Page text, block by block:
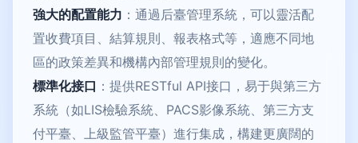
強大的配置能力 ：通過后臺管理系統，可以靈活配
置收費項目、結算規則、報表格式等，適應不同地
區的政策差異和機構內部管理規則的變化。
標準化接口 ：提供RESTful API接口，易于與第三方
系統（如LIS檢驗系統、PACS影像系統、第三方支
付平臺、上級監管平臺）進行集成，構建更廣闊的